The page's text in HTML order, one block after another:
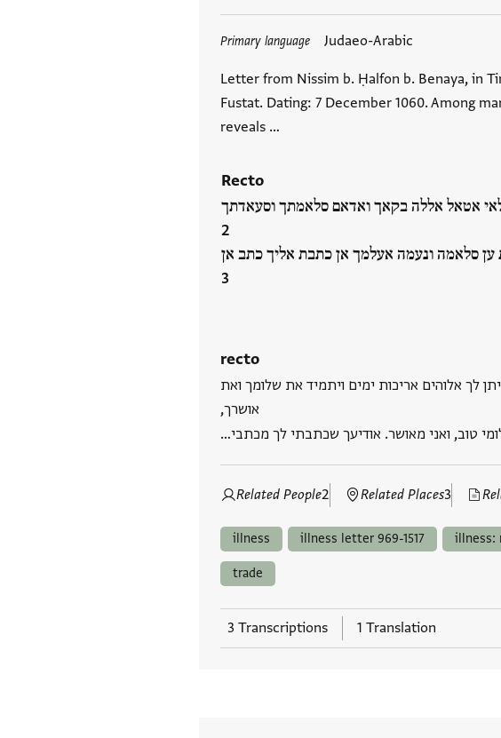
Primary language Judaeo-Arabic
Letter from Nissim b. Ḥalfon b. Benaya, in
Fustat. Dating: 7 December 1060. Among
reveals …
Recto
אטאל אללה בקאך ואדאם סלאמתך וסעאדתך
ען סלאמה ונעמה אעלמך אן כתבת אליך כתב אן
recto
לך אלוהים אריכות ימים ויתמיד את שלומך ואת
אושרך,
טוב, ואני מאושר. אודיעך שכתבתי לך מכתבי…
Related People2 Related Places3
Tags
illness illness letter 969-1517 illness:
trade
3 Transcriptions 1 Translation